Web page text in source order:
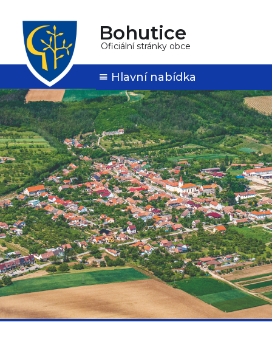
Bohutice
Oficiální stránky obce
Hlavní nabídka